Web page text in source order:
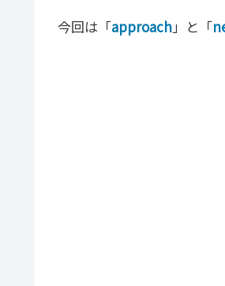
今回は「approach」と「